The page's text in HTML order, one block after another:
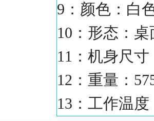
9：颜色：白
10：形态：
11：机身尺
12：重量：
13：工作温度